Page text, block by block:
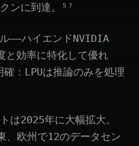
ンに到達。⁵⁷
——ハイエンドNVIDIA
と効率に特化して優れ
：LPUは推論のみを処理
は2025年に大幅拡大。
、欧州で12のデータセン